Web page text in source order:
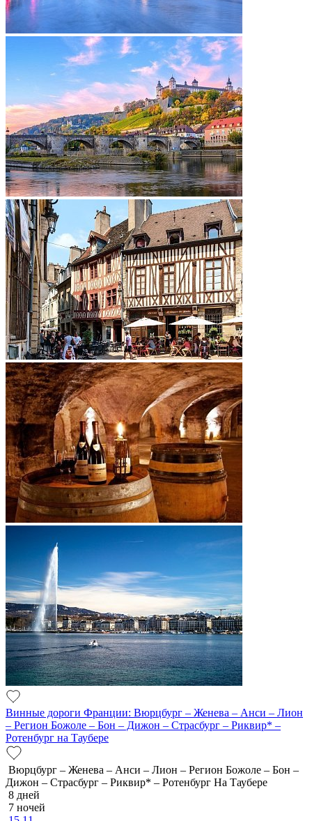
Винные дороги Франции: Вюрцбург – Женева – Анси – Лион
– Регион Божоле – Бон – Дижон – Страсбург – Риквир* –
Ротенбург на Таубере
Вюрцбург – Женева – Анси – Лион – Регион Божоле – Бон –
Дижон – Страсбург – Риквир* – Ротенбург На Таубере
8 дней
7 ночей